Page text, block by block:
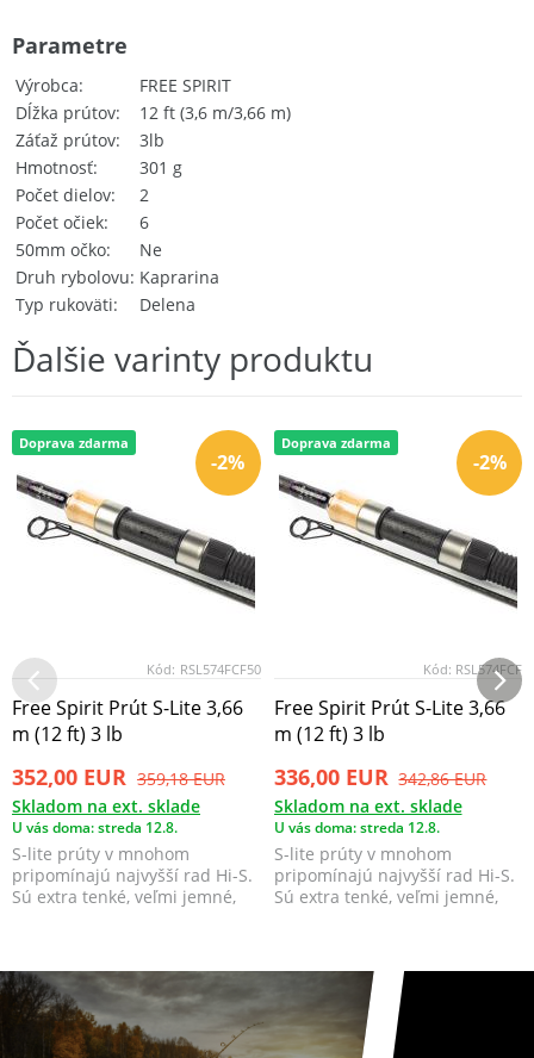
Výrobca
FREE SPIRIT
Dĺžka prútov
12 ft (3,6 m/3,66 m)
Záťaž prútov
3lb
Hmotnosť
301 g
Počet dielov
2
Počet očiek
6
50mm očko
Ne
Druh rybolovu Kaprarina
Typ rukoväti
Delena
Parametre
Ďalšie varinty produktu
-2%
Doprava zdarma
Kód: RSL574FCF50
Free Spirit Prút S-Lite 3,66
m (12 ft) 3 lb
352,00 EUR 359,18 EUR
Skladom na ext. sklade
U vás doma: streda 12.8.
S-lite prúty v mnohom
pripomínajú najvyšší rad Hi-S.
Sú extra tenké, veľmi jemné,
-2%
Doprava zdarma
Kód: RSL574FCF
Free Spirit Prút S-Lite 3,66
m (12 ft) 3 lb
336,00 EUR 342,86 EUR
Skladom na ext. sklade
U vás doma: streda 12.8.
S-lite prúty v mnohom
pripomínajú najvyšší rad Hi-S.
Sú extra tenké, veľmi jemné,